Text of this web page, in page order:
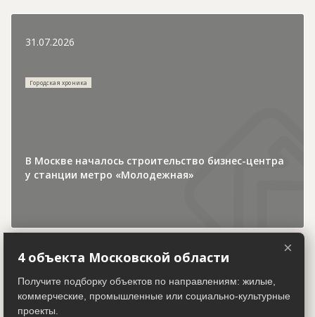
31.07.2026
Городская хроника
В Москве началось строительство бизнес-центра
у станции метро «Молодежная»
30.07.2026
×
4 объекта Московской области
Получите подборку объектов по направлениям: жилые,
коммерческие, промышленные или социально-культурные
проекты.